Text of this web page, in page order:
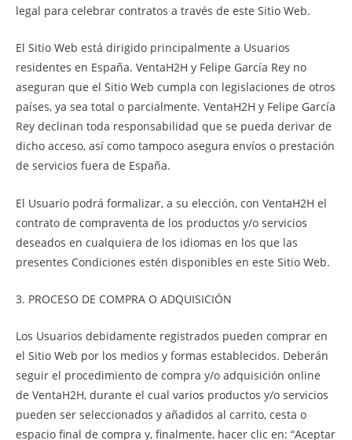
legal para celebrar contratos a través de este Sitio Web.
El Sitio Web está dirigido principalmente a Usuarios
residentes en España. VentaH2H y Felipe García Rey no
aseguran que el Sitio Web cumpla con legislaciones de otros
países, ya sea total o parcialmente. VentaH2H y Felipe García
Rey declinan toda responsabilidad que se pueda derivar de
dicho acceso, así como tampoco asegura envíos o prestación
de servicios fuera de España.
El Usuario podrá formalizar, a su elección, con VentaH2H el
contrato de compraventa de los productos y/o servicios
deseados en cualquiera de los idiomas en los que las
presentes Condiciones estén disponibles en este Sitio Web.
3. PROCESO DE COMPRA O ADQUISICIÓN
Los Usuarios debidamente registrados pueden comprar en
el Sitio Web por los medios y formas establecidos. Deberán
seguir el procedimiento de compra y/o adquisición online
de VentaH2H, durante el cual varios productos y/o servicios
pueden ser seleccionados y añadidos al carrito, cesta o
espacio final de compra y, finalmente, hacer clic en: “Aceptar